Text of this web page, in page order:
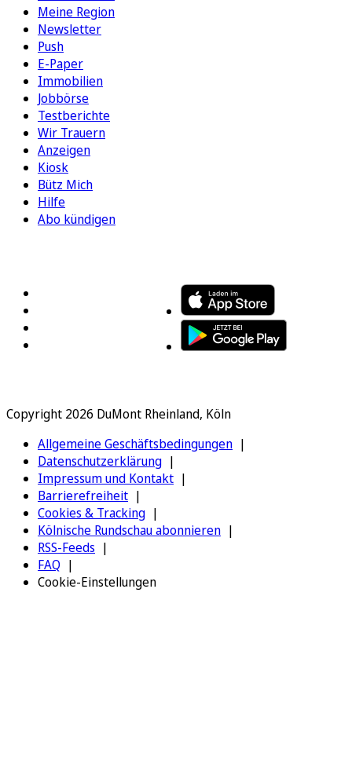
Meine Region
Newsletter
Push
E-Paper
Immobilien
Jobbörse
Testberichte
Wir Trauern
Anzeigen
Kiosk
Bütz Mich
Hilfe
Abo kündigen
Copyright 2026 DuMont Rheinland, Köln
Allgemeine Geschäftsbedingungen
Datenschutzerklärung
Impressum und Kontakt
Barrierefreiheit
Cookies & Tracking
Kölnische Rundschau abonnieren
RSS-Feeds
FAQ
Cookie-Einstellungen